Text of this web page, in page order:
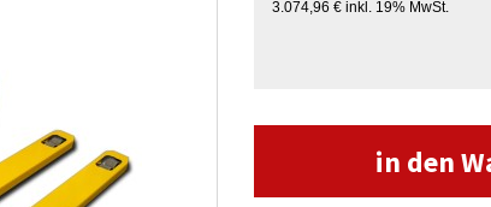
3.074,96 € inkl. 19% MwSt.
in den